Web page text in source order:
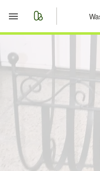
Merkliste
Nachrichten
Anzeige aufgeben